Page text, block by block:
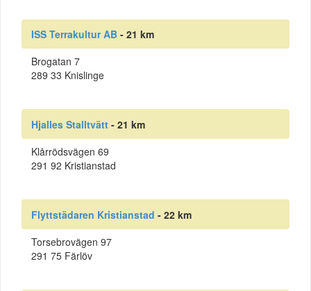
ISS Terrakultur AB - 21 km
Brogatan 7
289 33 Knislinge
Hjalles Stalltvätt - 21 km
Klårrödsvägen 69
291 92 Kristianstad
Flyttstädaren Kristianstad - 22 km
Torsebrovägen 97
291 75 Färlöv